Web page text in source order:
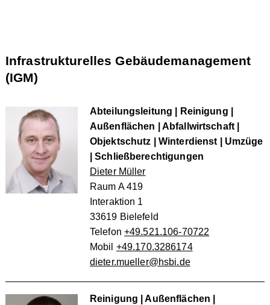
Infrastrukturelles Gebäudemanagement
(IGM)
Abteilungsleitung | Reinigung |
Außenflächen | Abfallwirtschaft |
Objektschutz | Winterdienst | Umzüge
| Schließberechtigungen
Dieter Müller
Raum A 419
Interaktion 1
33619 Bielefeld
Telefon +49.521.106-70722
Mobil +49.170.3286174
dieter.mueller@hsbi.de
Reinigung | Außenflächen |